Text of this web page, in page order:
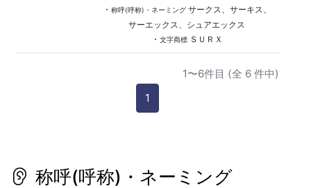
・ 称呼(呼称)・ネーミングサークス、サーキス、
サーエックス、シュアエックス
・ 文字商標ＳＵＲＸ
1〜6件目 (全 6 件中)
1
称呼(呼称)・ネーミング